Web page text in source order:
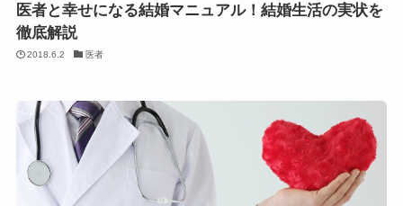
医者と幸せになる結婚マニュアル！結婚生活の実状を
徹底解説
2018.6.2 医者